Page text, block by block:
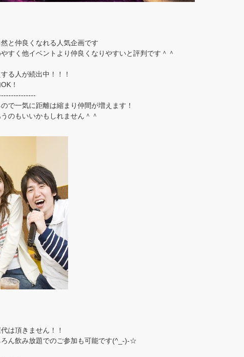
と仲良くなれる人気企画です
すく他イベントより仲良くなりやすいと評判です＾＾
る人が続出中！！！
！
で一気に距離は縮まり仲間が増えます！
のもいいかもしれません＾＾
は頂きません！！
ん飲み放題でのご参加も可能です(^_-)-☆